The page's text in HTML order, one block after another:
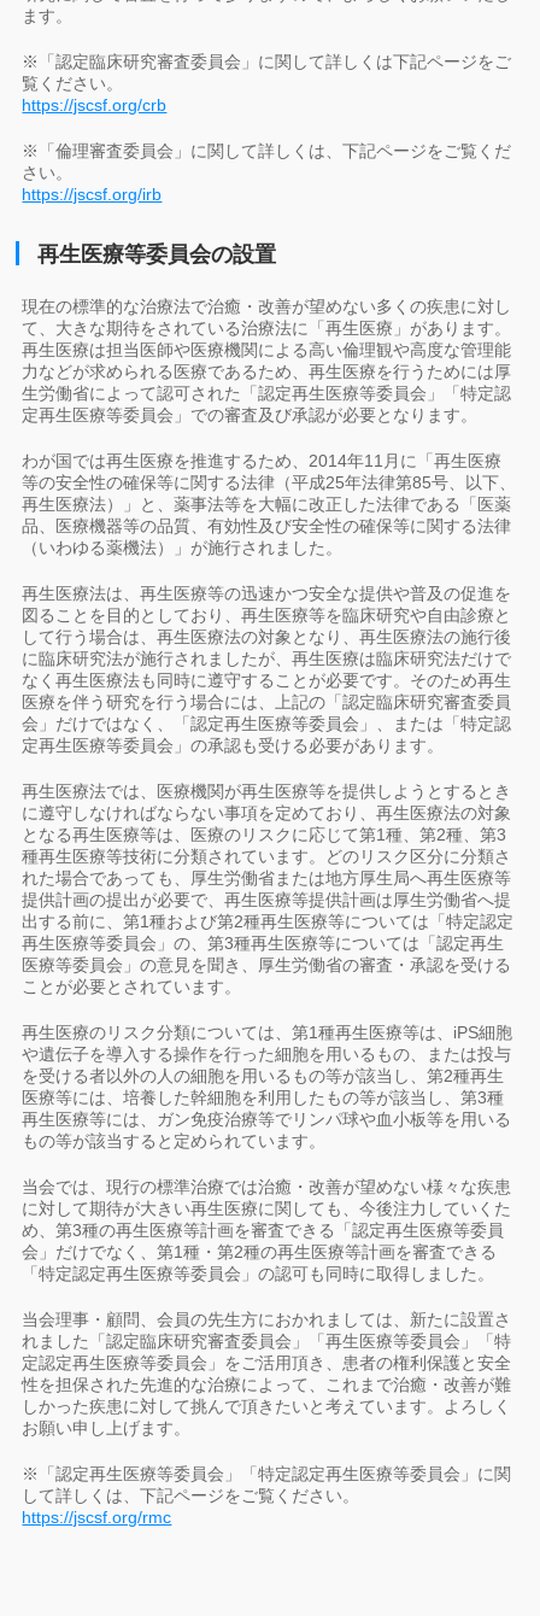
ます。
※「認定臨床研究審査委員会」に関して詳しくは下記ページをご
覧ください。
https://jscsf.org/crb
※「倫理審査委員会」に関して詳しくは、下記ページをご覧くだ
さい。
https://jscsf.org/irb
再生医療等委員会の設置
現在の標準的な治療法で治癒・改善が望めない多くの疾患に対し
て、大きな期待をされている治療法に「再生医療」があります。
再生医療は担当医師や医療機関による高い倫理観や高度な管理能
力などが求められる医療であるため、再生医療を行うためには厚
生労働省によって認可された「認定再生医療等委員会」「特定認
定再生医療等委員会」での審査及び承認が必要となります。
わが国では再生医療を推進するため、2014年11月に「再生医療
等の安全性の確保等に関する法律（平成25年法律第85号、以下、
再生医療法）」と、薬事法等を大幅に改正した法律である「医薬
品、医療機器等の品質、有効性及び安全性の確保等に関する法律
（いわゆる薬機法）」が施行されました。
再生医療法は、再生医療等の迅速かつ安全な提供や普及の促進を
図ることを目的としており、再生医療等を臨床研究や自由診療と
して行う場合は、再生医療法の対象となり、再生医療法の施行後
に臨床研究法が施行されましたが、再生医療は臨床研究法だけで
なく再生医療法も同時に遵守することが必要です。そのため再生
医療を伴う研究を行う場合には、上記の「認定臨床研究審査委員
会」だけではなく、「認定再生医療等委員会」、または「特定認
定再生医療等委員会」の承認も受ける必要があります。
再生医療法では、医療機関が再生医療等を提供しようとするとき
に遵守しなければならない事項を定めており、再生医療法の対象
となる再生医療等は、医療のリスクに応じて第1種、第2種、第3
種再生医療等技術に分類されています。どのリスク区分に分類さ
れた場合であっても、厚生労働省または地方厚生局へ再生医療等
提供計画の提出が必要で、再生医療等提供計画は厚生労働省へ提
出する前に、第1種および第2種再生医療等については「特定認定
再生医療等委員会」の、第3種再生医療等については「認定再生
医療等委員会」の意見を聞き、厚生労働省の審査・承認を受ける
ことが必要とされています。
再生医療のリスク分類については、第1種再生医療等は、iPS細胞
や遺伝子を導入する操作を行った細胞を用いるもの、または投与
を受ける者以外の人の細胞を用いるもの等が該当し、第2種再生
医療等には、培養した幹細胞を利用したもの等が該当し、第3種
再生医療等には、ガン免疫治療等でリンパ球や血小板等を用いる
もの等が該当すると定められています。
当会では、現行の標準治療では治癒・改善が望めない様々な疾患
に対して期待が大きい再生医療に関しても、今後注力していくた
め、第3種の再生医療等計画を審査できる「認定再生医療等委員
会」だけでなく、第1種・第2種の再生医療等計画を審査できる
「特定認定再生医療等委員会」の認可も同時に取得しました。
当会理事・顧問、会員の先生方におかれましては、新たに設置さ
れました「認定臨床研究審査委員会」「再生医療等委員会」「特
定認定再生医療等委員会」をご活用頂き、患者の権利保護と安全
性を担保された先進的な治療によって、これまで治癒・改善が難
しかった疾患に対して挑んで頂きたいと考えています。よろしく
お願い申し上げます。
※「認定再生医療等委員会」「特定認定再生医療等委員会」に関
して詳しくは、下記ページをご覧ください。
https://jscsf.org/rmc